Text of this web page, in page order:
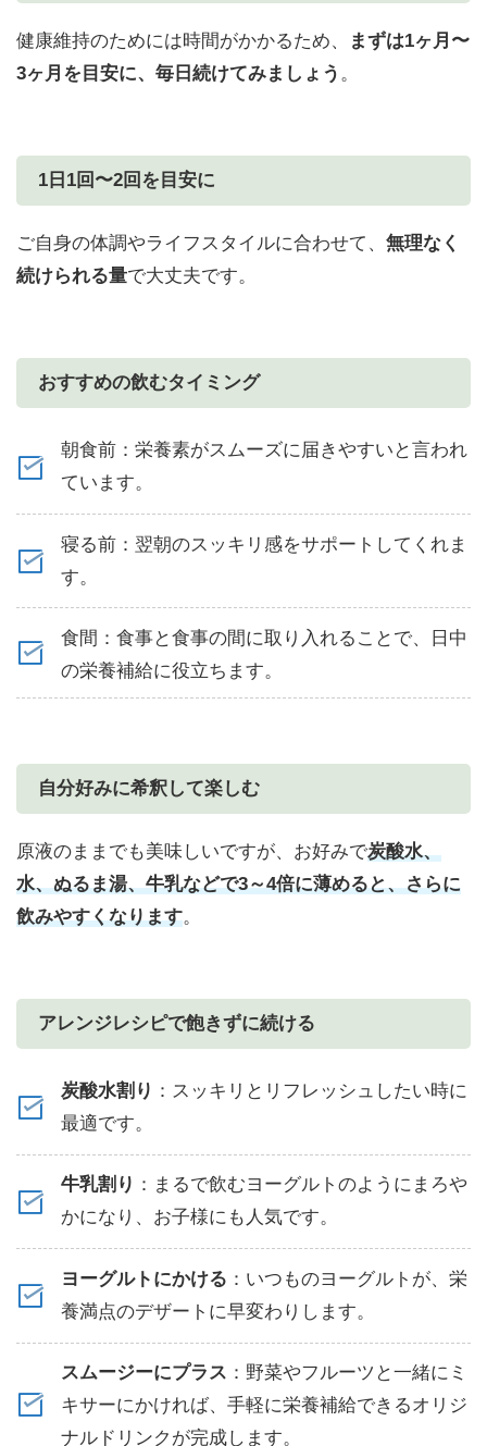
健康維持のためには時間がかかるため、
まずは1ヶ月〜
3ヶ月を目安に、毎日続けてみましょう 。
1日1回〜2回を目安に
ご自身の体調やライフスタイルに合わせて、 無理なく
続けられる量で大丈夫です。
おすすめの飲むタイミング
朝食前：栄養素がスムーズに届きやすいと言われ
ています。
寝る前：翌朝のスッキリ感をサポートしてくれま
す。
食間：食事と食事の間に取り入れることで、日中
の栄養補給に役立ちます。
自分好みに希釈して楽しむ
原液のままでも美味しいですが、お好みで炭酸水、
水、ぬるま湯、牛乳などで3～4倍に薄めると、さらに
飲みやすくなります。
アレンジレシピで飽きずに続ける
炭酸水割り ：スッキリとリフレッシュしたい時に
最適です。
牛乳割り ：まるで飲むヨーグルトのようにまろや
かになり、お子様にも人気です。
ヨーグルトにかける ：いつものヨーグルトが、栄
養満点のデザートに早変わりします。
スムージーにプラス ：野菜やフルーツと一緒にミ
キサーにかければ、手軽に栄養補給できるオリジ
ナルドリンクが完成します。